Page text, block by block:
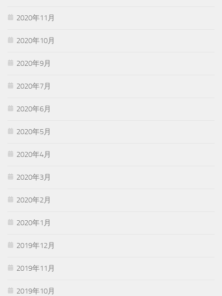
2020年11月
2020年10月
2020年9月
2020年7月
2020年6月
2020年5月
2020年4月
2020年3月
2020年2月
2020年1月
2019年12月
2019年11月
2019年10月